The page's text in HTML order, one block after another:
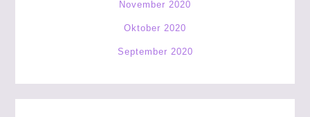
November 2020
Oktober 2020
September 2020